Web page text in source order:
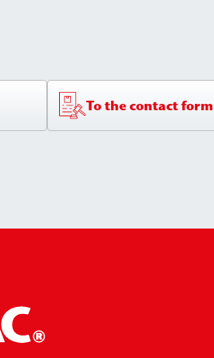
To the contact form